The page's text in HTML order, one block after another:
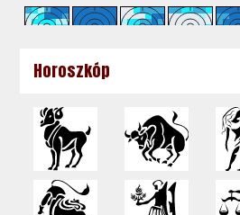
Horoszkóp